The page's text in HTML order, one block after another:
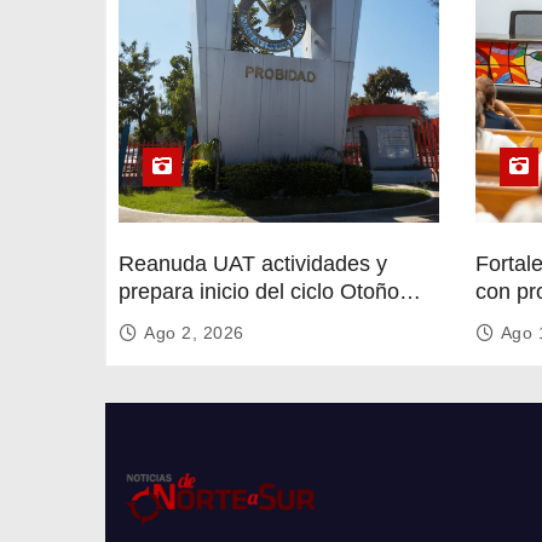
Reanuda UAT actividades y
prepara inicio del ciclo Otoño
2026
Ago 2, 2026
con
circular
Ago